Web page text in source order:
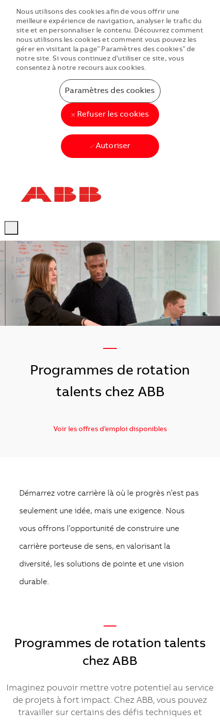
Nous utilisons des cookies afin de vous offrir une
meilleure expérience de navigation, analyser le trafic du
site et en personnaliser le contenu. Découvrez comment
nous utilisons les cookies et comment vous pouvez les
gérer en visitant la page" Paramètres des cookies" de
notre site. Si vous continuez d’utiliser ce site, vous
consentez à notre recours aux cookies.
Paramètres des cookies
Refuser les cookies
Autoriser
—
Programmes de rotation
talents chez ABB
Voir les offres d’emploi disponibles
Démarrez votre carrière là où le progrès n’est pas
seulement une idée, mais une exigence. Nous
vous offrons l’opportunité de construire une
carrière porteuse de sens, en valorisant la
diversité, les solutions de pointe et une vision
durable.
—
Programmes de rotation talents
chez ABB
Imaginez pouvoir mettre votre potentiel au service
de projets à fort impact. Chez ABB, vous pouvez
travailler sur certains des défis techniques et